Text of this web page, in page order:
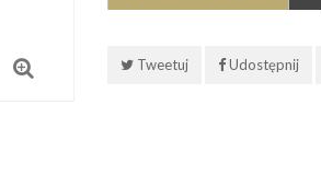
Tweetuj Udostępnij